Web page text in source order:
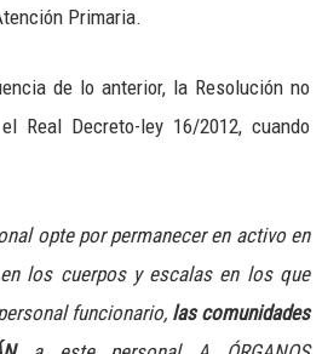
Primaria.
de lo anterior, la Resolución no
Real Decreto-ley 16/2012, cuando
opte por permanecer en activo en
en los cuerpos y escalas en los que
funcionario, las comunidades